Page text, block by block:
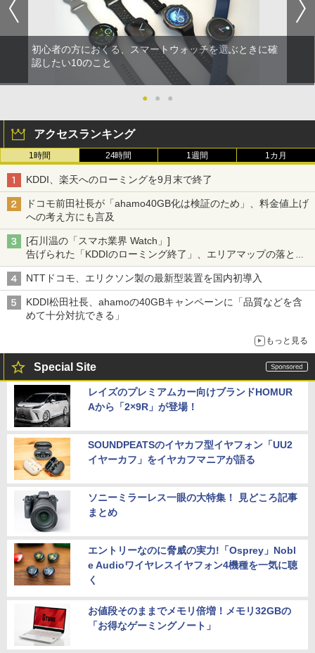
初心者の方におくる、スマートウォッチを選ぶときに確
認したい10のこと
● ● ●
アクセスランキング
1時間 24時間 1週間 1カ月
KDDI、楽天へのローミングを9月末で終了
ドコモ前田社長が「ahamo40GB化は検証のため」、料金値上げ
への考え方にも言及
[石川温の「スマホ業界 Watch」]
告げられた「KDDIのローミング終了」、エリアマップの落とし
穴と楽天モバイルの課題
NTTドコモ、エリクソン製の最新型装置を国内初導入
KDDI松田社長、ahamoの40GBキャンペーンに「品質などを含
めて十分対抗できる」
もっと見る
Special Site
レイズのプレミアムカー向けブランドHOMUR
Aから「2×9R」が登場！
SOUNDPEATSのイヤカフ型イヤフォン「UU2
イヤーカフ」をイヤカフマニアが語る
ソニーミラーレス一眼の大特集！ 見どころ記事
まとめ
エントリーなのに脅威の実力!「Osprey」Nobl
e Audioワイヤレスイヤフォン4機種を一気に聴
く
お値段そのままでメモリ倍増！メモリ32GBの
「お得なゲーミングノート」